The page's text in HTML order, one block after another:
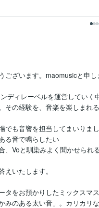
ございます。maomusicと申し
ディレーベルを運営してい
その経験を、音楽を楽しまれ
でも音響を担当してまいりまし
る音で鳴らしたい
、Voと馴染みよく聞かせられ
えいたします。
タをお預かりしたミックスマス
みのある太い音」。カリカリ